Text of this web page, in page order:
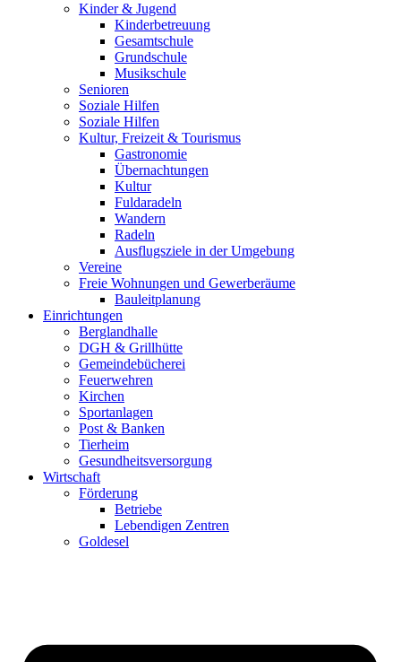
Kinder & Jugend
Kinderbetreuung
Gesamtschule
Grundschule
Musikschule
Senioren
Soziale Hilfen
Soziale Hilfen
Kultur, Freizeit & Tourismus
Gastronomie
Übernachtungen
Kultur
Fuldaradeln
Wandern
Radeln
Ausflugsziele in der Umgebung
Vereine
Freie Wohnungen und Gewerberäume
Bauleitplanung
Einrichtungen
Berglandhalle
DGH & Grillhütte
Gemeindebücherei
Feuerwehren
Kirchen
Sportanlagen
Post & Banken
Tierheim
Gesundheitsversorgung
Wirtschaft
Förderung
Betriebe
Lebendigen Zentren
Goldesel